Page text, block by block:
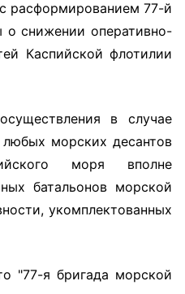
расформированием 77-й
о снижении оперативно-
Каспийской флотилии
в случае
морских десантов
моря вполне
батальонов морской
укомплектованных
"77-я бригада морской